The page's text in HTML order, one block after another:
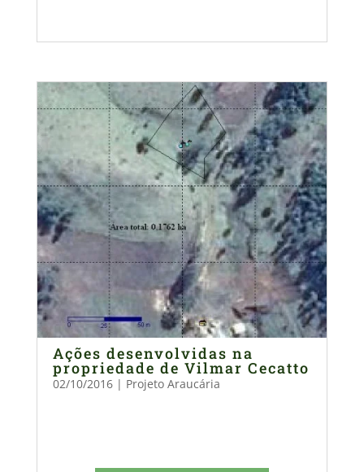
Ações desenvolvidas na
propriedade de Vilmar Cecatto
02/10/2016| Projeto Araucária